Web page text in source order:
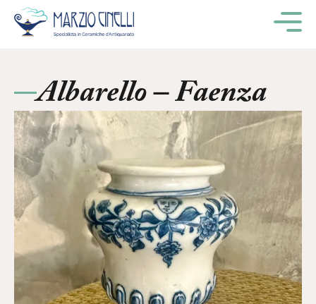
Albarello – Faenza